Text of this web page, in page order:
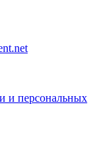
и персональных